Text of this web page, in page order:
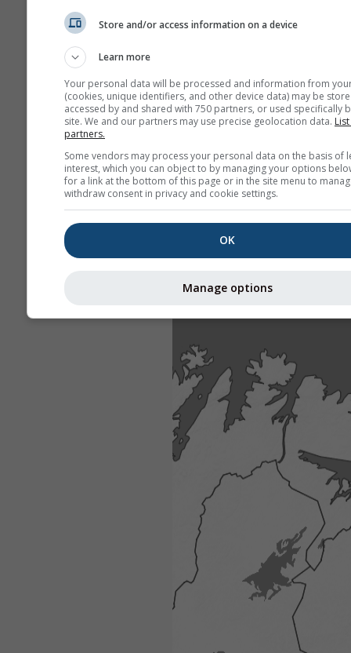
Store and/or access information on a device
Learn more
Your personal data will be processed and information from
(cookies, unique identifiers, and other device data) may be
accessed by and shared with 750 partners, or used specifically
site. We and our partners may use precise geolocation data.
partners.
Some vendors may process your personal data on the basis of
interest, which you can object to by managing your options
for a link at the bottom of this page or in the site menu to
withdraw consent in privacy and cookie settings.
OK
Manage options